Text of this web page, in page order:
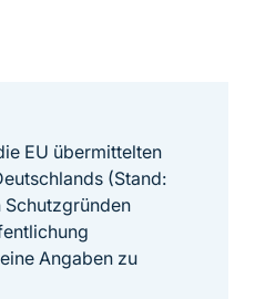
EU übermittelten
(Stand:
Schutzgründen
Angaben zu